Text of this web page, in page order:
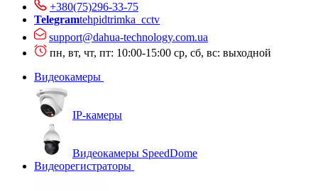
+380(75)296-33-75
Telegramtehpidtrimka_cctv
support@dahua-technology.com.ua
пн, вт, чт, пт: 10:00-15:00 ср, сб, вс: выходной
Видеокамеры
IP-камеры
Видеокамеры SpeedDome
Видеорегистраторы